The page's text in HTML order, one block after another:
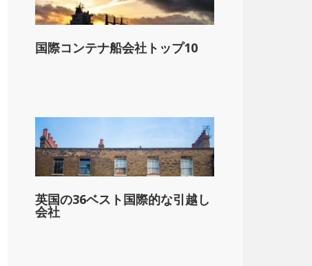
国際コンテナ船会社トップ10
英国の36ベスト国際的な引越し
会社